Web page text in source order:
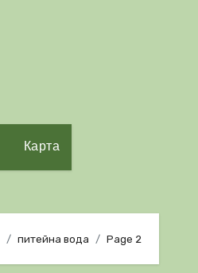
Карта
питейна вода Page 2